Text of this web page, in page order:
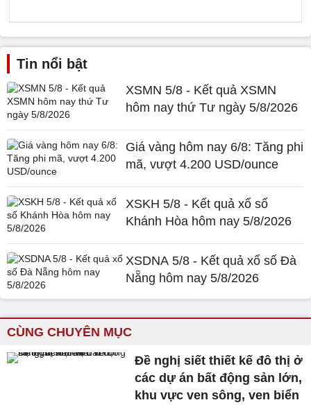
Tin nổi bật
XSMN 5/8 - Kết quả XSMN
hôm nay thứ Tư ngày 5/8/2026
Giá vàng hôm nay 6/8: Tăng phi
mã, vượt 4.200 USD/ounce
XSKH 5/8 - Kết quả xổ số
Khánh Hòa hôm nay 5/8/2026
XSDNA 5/8 - Kết quả xổ số Đà
Nẵng hôm nay 5/8/2026
CÙNG CHUYÊN MỤC
Đề nghị siết thiết kế đô thị ở
các dự án bất động sản lớn,
khu vực ven sông, ven biển